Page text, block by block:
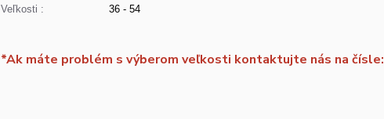
Veľkosti :
36 - 54
*Ak máte problém s výberom veľkosti kontaktujte nás na čísle: